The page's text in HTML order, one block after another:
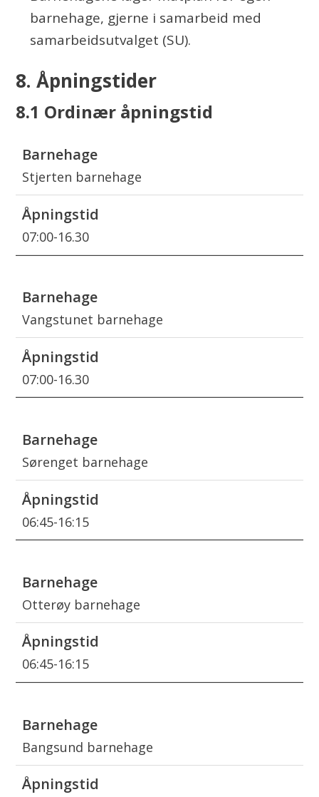
barnehage, gjerne i samarbeid med
samarbeidsutvalget (SU).
8. Åpningstider
8.1 Ordinær åpningstid
Barnehage
Åpningstid
Stjerten barnehage
07:00-16.30
Vangstunet barnehage
07:00-16.30
Sørenget barnehage
06:45-16:15
Otterøy barnehage
06:45-16:15
Bangsund barnehage